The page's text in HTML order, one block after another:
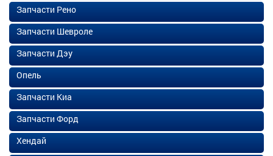
Запчасти Рено
Запчасти Шевроле
Запчасти Дэу
Опель
Запчасти Киа
Запчасти Форд
Хендай